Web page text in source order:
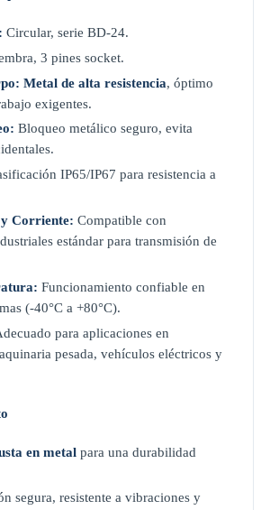
Circular, serie BD-24.
3 pines socket.
Metal de alta resistencia, óptimo
exigentes.
Bloqueo metálico seguro, evita
IP65/IP67 para resistencia a
Corriente: Compatible con
estándar para transmisión de
Funcionamiento confiable en
(-40°C a +80°C).
para aplicaciones en
pesada, vehículos eléctricos y
en metal para una durabilidad
segura, resistente a vibraciones y